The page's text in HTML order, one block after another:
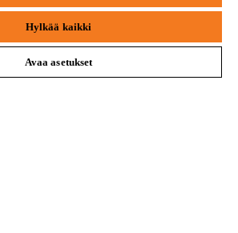
KOTIINKULJETUS
Hylkää kaikki
Avaa asetukset